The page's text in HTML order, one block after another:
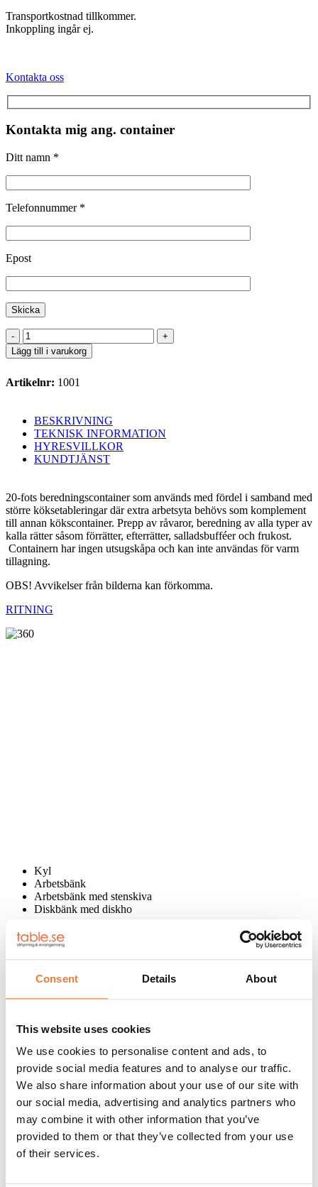
Consent Details About
This website uses cookies
We use cookies to personalise content and ads, to
provide social media features and to analyse our traffic.
We also share information about your use of our site with
our social media, advertising and analytics partners who
may combine it with other information that you’ve
provided to them or that they’ve collected from your use
of their services.
Transportkostnad tillkommer.
Inkoppling ingår ej.
Kontakta oss
Kontakta mig ang. container
Ditt namn *
Telefonnummer *
Epost
Beredningscontainer/
kallkök
20
mängd
Lägg till i varukorg
Artikelnr: 1001
BESKRIVNING
TEKNISK INFORMATION
HYRESVILLKOR
KUNDTJÄNST
20-fots beredningscontainer som används med fördel i samband med
större köksetableringar där extra arbetsyta behövs som komplement
till annan kökscontainer. Prepp av råvaror, beredning av alla typer av
kalla rätter såsom förrätter, efterrätter, salladsbufféer och frukost.
Containern har ingen utsugskåpa och kan inte användas för varm
tillagning.
OBS! Avvikelser från bilderna kan förkomma.
RITNING
Kyl
Arbetsbänk
Arbetsbänk med stenskiva
Diskbänk med diskho